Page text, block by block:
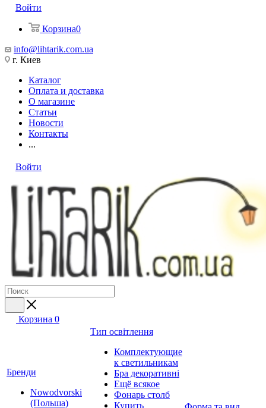
Войти
Корзина0
info@lihtarik.com.ua
г. Киев
Каталог
Оплата и доставка
О магазине
Статьи
Новости
Контакты
...
Войти
Корзина 0
Бренди
Nowodvorski
(Польша)
Тип освітлення
Комплектующие
к светильникам
Бра декоративні
Ещё всякое
Фонарь столб
Купить